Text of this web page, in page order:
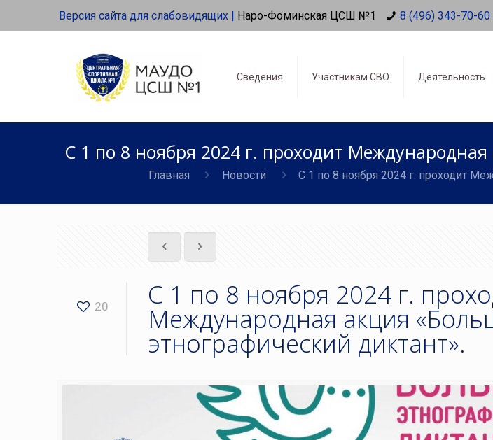
Версия сайта для слабовидящих | Наро-Фоминская ЦСШ №1 8 (496) 343-70-60
Сведения Участникам СВО Деятельность
С 1 по 8 ноября 2024 г. проходит
Главная Новости С 1 по 8 ноября 2024 г. проходит
20 С 1 по 8 ноября 2024 г.
Международная акция
этнографический диктант».